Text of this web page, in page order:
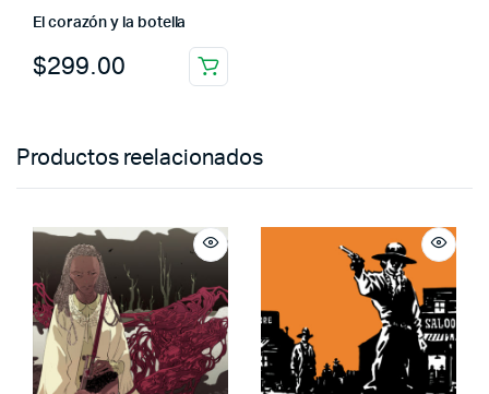
El corazón y la botella
$299.00
Productos reelacionados